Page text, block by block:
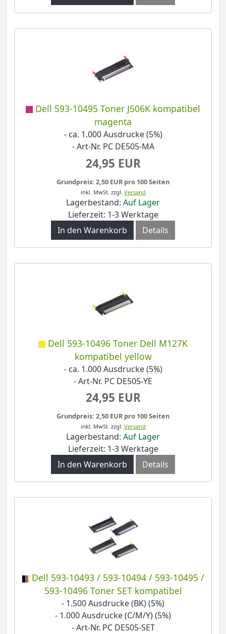
Dell 593-10495 Toner J506K kompatibel
magenta
- ca. 1.000 Ausdrucke (5%)
- Art-Nr. PC DE505-MA
24,95 EUR
Grundpreis: 2,50 EUR pro 100 Seiten
inkl. MwSt. zzgl. Versand
Lagerbestand: Auf Lager
Lieferzeit: 1-3 Werktage
In den Warenkorb
Details
Dell 593-10496 Toner Dell M127K
kompatibel yellow
- ca. 1.000 Ausdrucke (5%)
- Art-Nr. PC DE505-YE
24,95 EUR
Grundpreis: 2,50 EUR pro 100 Seiten
inkl. MwSt. zzgl. Versand
Lagerbestand: Auf Lager
Lieferzeit: 1-3 Werktage
In den Warenkorb
Details
Dell 593-10493 / 593-10494 / 593-10495 /
593-10496 Toner SET kompatibel
- 1.500 Ausdrucke (BK) (5%)
- 1.000 Ausdrucke (C/M/Y) (5%)
- Art-Nr. PC DE505-SET